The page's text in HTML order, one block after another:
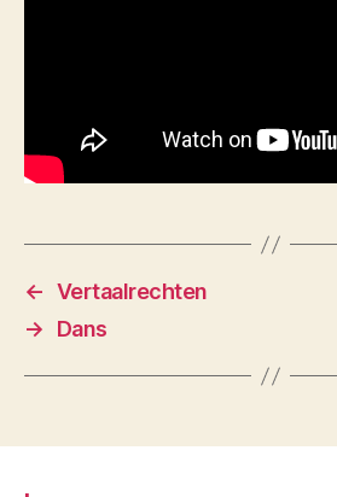
← Vertaalrechten
→
Dans